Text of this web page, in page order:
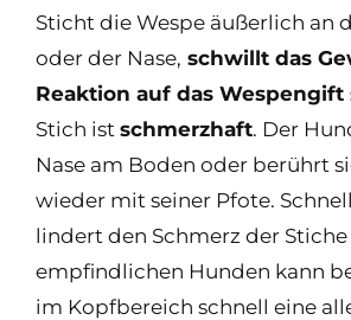
Sticht die Wespe äußerlich an
oder der Nase, schwillt das
Reaktion auf das Wespengift
Stich ist schmerzhaft. Der
Nase am Boden oder berührt
wieder mit seiner Pfote.
lindert den Schmerz der Stiche
empfindlichen Hunden kann
im Kopfbereich schnell eine